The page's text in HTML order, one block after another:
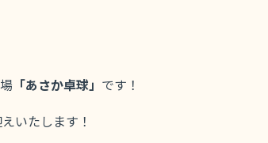
「あさか卓球」 です！
いたします！